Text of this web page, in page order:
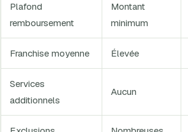
Plafond
remboursement
Montant
minimum
Franchise moyenne Élevée
Services
additionnels
Aucun